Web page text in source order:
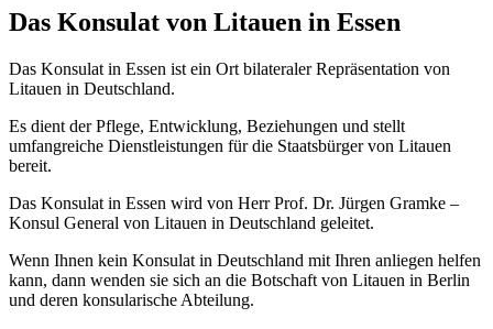
Das Konsulat von Litauen in Essen
Das Konsulat in Essen ist ein Ort bilateraler Repräsentation von
Litauen in Deutschland.
Es dient der Pflege, Entwicklung, Beziehungen und stellt
umfangreiche Dienstleistungen für die Staatsbürger von Litauen
bereit.
Das Konsulat in Essen wird von Herr Prof. Dr. Jürgen Gramke –
Konsul General von Litauen in Deutschland geleitet.
Wenn Ihnen kein Konsulat in Deutschland mit Ihren anliegen helfen
kann, dann wenden sie sich an die Botschaft von Litauen in Berlin
und deren konsularische Abteilung.